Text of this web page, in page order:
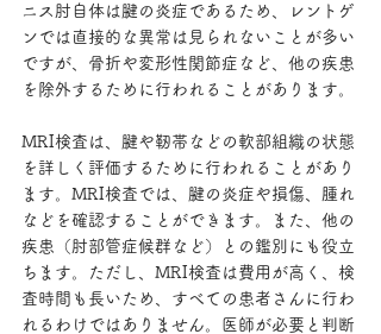
ニス肘自体は腱の炎症であるため、レントゲ
ンでは直接的な異常は見られないことが多い
ですが、骨折や変形性関節症など、他の疾患
を除外するために行われることがあります。
MRI検査は、腱や靭帯などの軟部組織の状態
を詳しく評価するために行われることがあり
ます。MRI検査では、腱の炎症や損傷、腫れ
などを確認することができます。また、他の
疾患（肘部管症候群など）との鑑別にも役立
ちます。ただし、MRI検査は費用が高く、検
査時間も長いため、すべての患者さんに行わ
れるわけではありません。医師が必要と判断